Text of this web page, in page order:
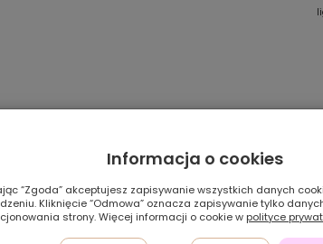
Informacja o cookies
“Zgoda” akceptujesz zapisywanie wszystkich danych
Kliknięcie “Odmowa” oznacza zapisywanie tylko
strony. Więcej informacji o cookie w polityce